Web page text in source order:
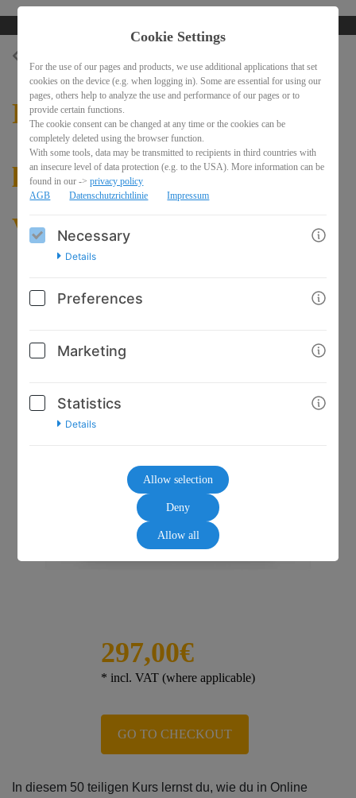
Professionell online
präsentieren - großer
Videokurs
297,00€
* incl. VAT (where applicable)
GO TO CHECKOUT
In diesem 50 teiligen Kurs lernst du, wie du in Online
Cookie Settings
For the use of our pages and products, we use additional applications that set
cookies on the device (e.g. when logging in). Some are essential for using our
pages, others help to analyze the use and performance of our pages or to
provide certain functions.
The cookie consent can be changed at any time or the cookies can be
completely deleted using the browser function.
With some tools, data may be transmitted to recipients in third countries with
an insecure level of data protection (e.g. to the USA). More information can be
found in our ->privacy policy
AGB
Datenschutzrichtlinie Impressum
Necessary
Details
Preferences
Marketing
Statistics
Details
Allow selection
Deny
Allow all